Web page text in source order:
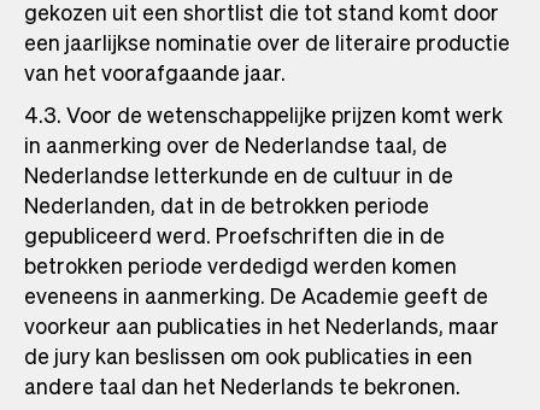
gekozen uit een shortlist die tot stand komt door
een jaarlijkse nominatie over de literaire productie
van het voorafgaande jaar.
4.3. Voor de wetenschappelijke prijzen komt werk
in aanmerking over de Nederlandse taal, de
Nederlandse letterkunde en de cultuur in de
Nederlanden, dat in de betrokken periode
gepubliceerd werd. Proefschriften die in de
betrokken periode verdedigd werden komen
eveneens in aanmerking. De Academie geeft de
voorkeur aan publicaties in het Nederlands, maar
de jury kan beslissen om ook publicaties in een
andere taal dan het Nederlands te bekronen.